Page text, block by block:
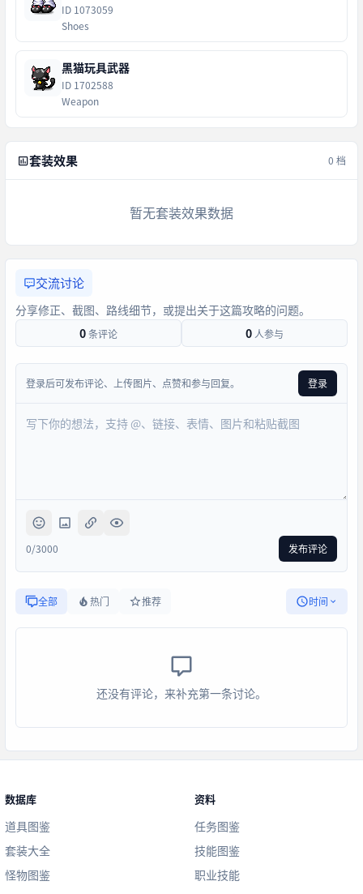
ID 1073059
Shoes
黑猫玩具武器
ID 1702588
Weapon
套装效果 0 档
暂无套装效果数据
交流讨论
分享修正、截图、路线细节，或提出关于这篇攻略的问题。
0条评论 0 人参与
登录后可发布评论、上传图片、点赞和参与回复。 登录
0/3000 发布评论
全部 热门 推荐 时间
还没有评论，来补充第一条讨论。
数据库
道具图鉴
套装大全
怪物图鉴
资料
任务图鉴
技能图鉴
职业技能